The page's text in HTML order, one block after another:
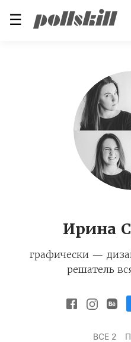
☰
Ирина
графически —
решатель
ВСЕ 2